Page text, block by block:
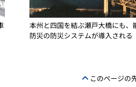
本州と四国を結ぶ瀬戸大橋にも、
防災の防災システムが導入される
このページの